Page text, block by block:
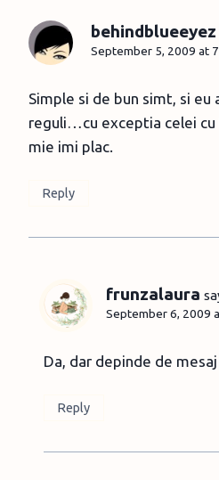
behindblueeyez
September 5, 2009 at
Simple si de bun simt, si eu
reguli…cu exceptia celei cu
mie imi plac.
Reply
frunzalaura
September 6, 2009
Da, dar depinde de mesaj
Reply